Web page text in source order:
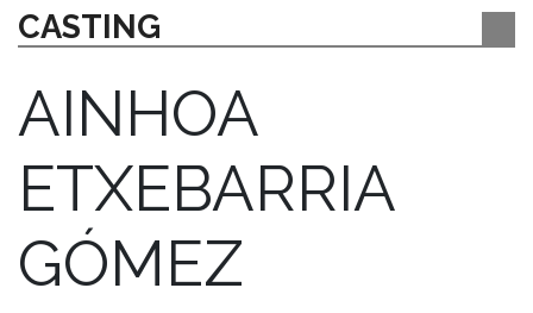
CASTING
AINHOA
ETXEBARRIA
GÓMEZ